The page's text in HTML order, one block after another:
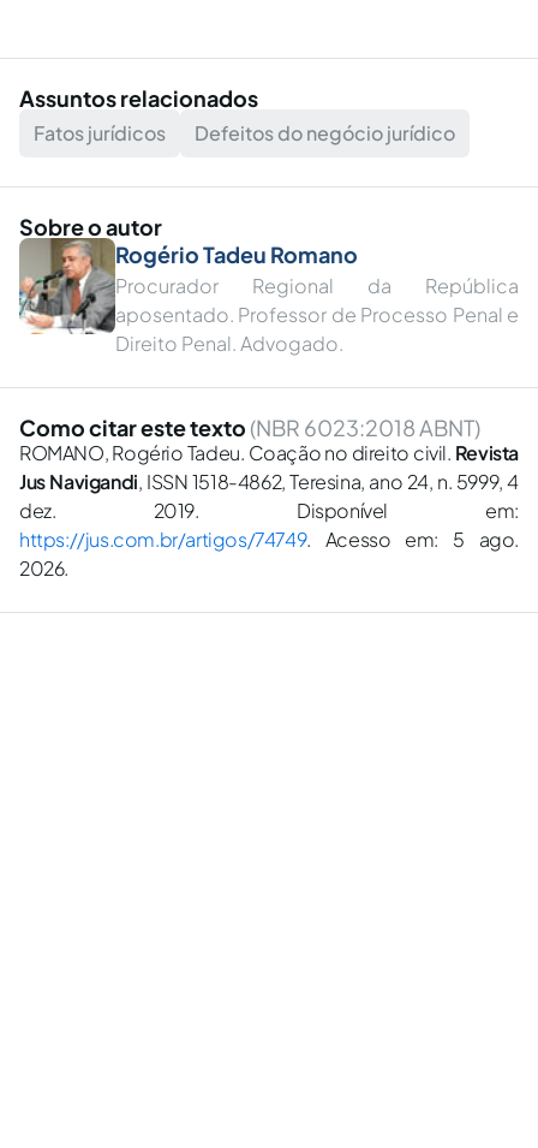
Fatos jurídicos Defeitos do negócio jurídico
Rogério Tadeu Romano
Procurador Regional da República
aposentado. Professor de Processo Penal e
Direito Penal. Advogado.
ROMANO, Rogério Tadeu. Coação no direito civil.Revista
Jus Navigandi, ISSN 1518-4862, Teresina, ano 24, n. 5999, 4
dez. 2019. Disponível em:
https://jus.com.br/artigos/74749. Acesso em: 5 ago.
2026.